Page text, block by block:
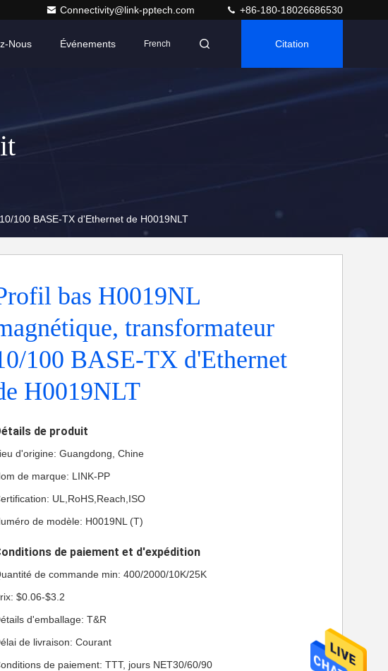
Connectivity@link-pptech.com +86-180-18026686530
Nous Événements French Citation
100 BASE-TX d'Ethernet de H0019NLT
bas H0019NL
transformateur
100 BASE-TX d'Ethernet
H0019NLT
de produit
d'origine: Guangdong, Chine
de marque: LINK-PP
UL,RoHS,Reach,ISO
de modèle: H0019NL (T)
de paiement et d'expédition
de commande min: 400/2000/10K/25K
$0.06-$3.2
d'emballage: T&R
de livraison: Courant
de paiement: TTT, jours NET30/60/90